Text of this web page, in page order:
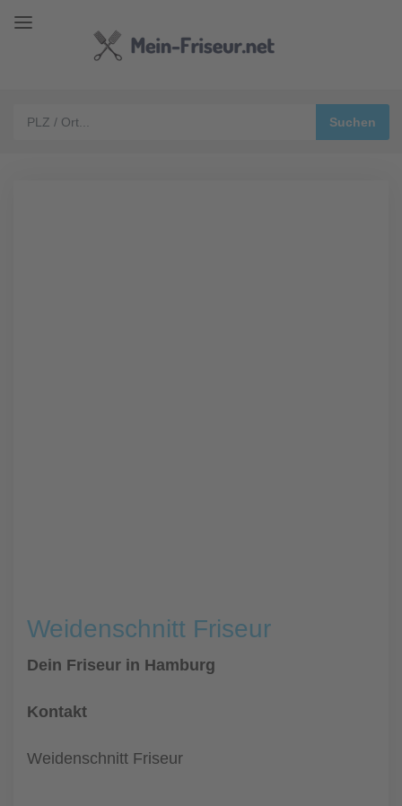
Weidenschnitt Friseur
Dein Friseur in Hamburg
Kontakt
Weidenschnitt Friseur